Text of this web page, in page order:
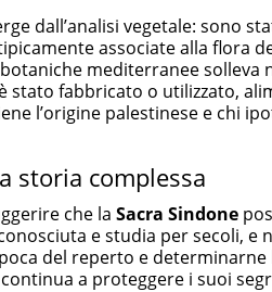
dall’analisi vegetale: sono
associate alla flora
mediterranee
stato fabbricato o utilizzato,
l’origine palestinese e chi
storia complessa
che la Sacra Sindone
e studia per secoli, e
del reperto e determinarne
a proteggere i suoi